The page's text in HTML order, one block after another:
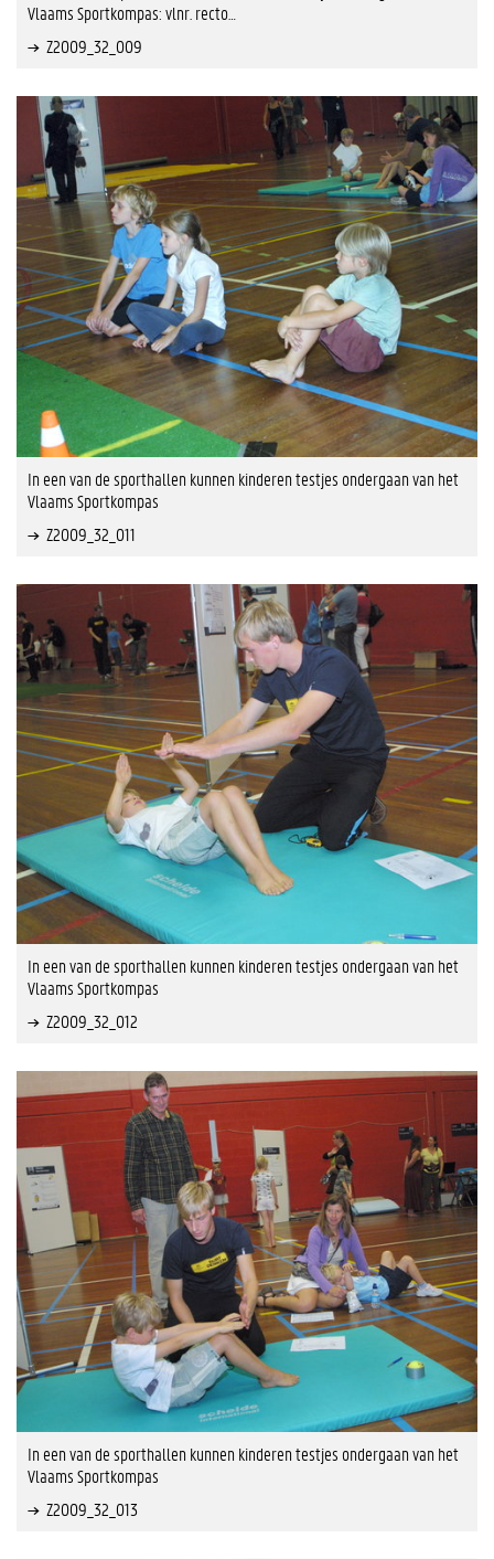
Vlaams Sportkompas: vlnr. recto…
Z2009_32_009
In een van de sporthallen kunnen kinderen testjes ondergaan van het
Vlaams Sportkompas
Z2009_32_011
In een van de sporthallen kunnen kinderen testjes ondergaan van het
Vlaams Sportkompas
Z2009_32_012
In een van de sporthallen kunnen kinderen testjes ondergaan van het
Vlaams Sportkompas
Z2009_32_013